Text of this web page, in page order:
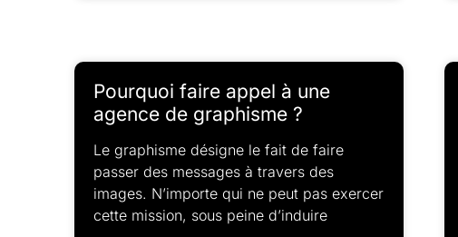
Pourquoi faire appel à une
agence de graphisme ?
Le graphisme désigne le fait de faire
passer des messages à travers des
images. N’importe qui ne peut pas exercer
cette mission, sous peine d’induire